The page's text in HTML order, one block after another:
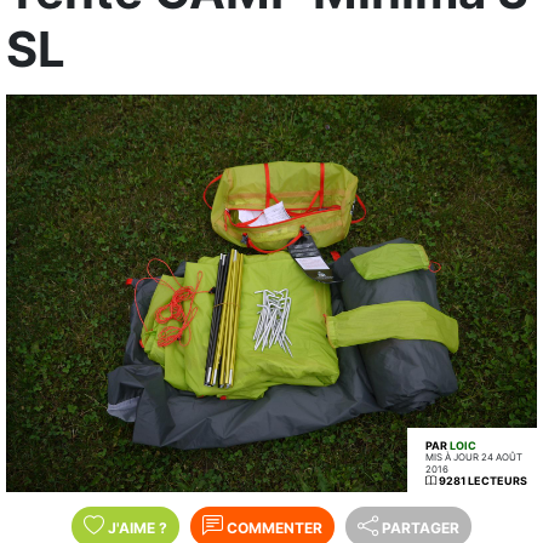
SL
PARLOIC
MIS À JOUR 24 AOÛT
2016
9281 LECTEURS
J'AIME ? COMMENTER PARTAGER